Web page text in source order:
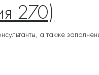
270)
а также